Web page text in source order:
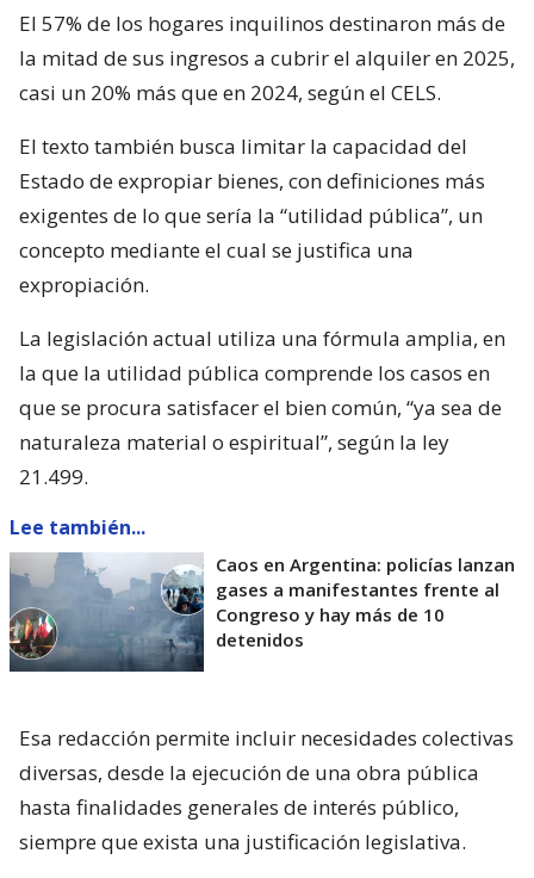
El 57% de los hogares inquilinos destinaron más de
la mitad de sus ingresos a cubrir el alquiler en 2025,
casi un 20% más que en 2024, según el CELS.
El texto también busca limitar la capacidad del
Estado de expropiar bienes, con definiciones más
exigentes de lo que sería la “utilidad pública”, un
concepto mediante el cual se justifica una
expropiación.
La legislación actual utiliza una fórmula amplia, en
la que la utilidad pública comprende los casos en
que se procura satisfacer el bien común, “ya sea de
naturaleza material o espiritual”, según la ley
21.499.
Lee también...
Caos en Argentina: policías lanzan
gases a manifestantes frente al
Congreso y hay más de 10
detenidos
Esa redacción permite incluir necesidades colectivas
diversas, desde la ejecución de una obra pública
hasta finalidades generales de interés público,
siempre que exista una justificación legislativa.